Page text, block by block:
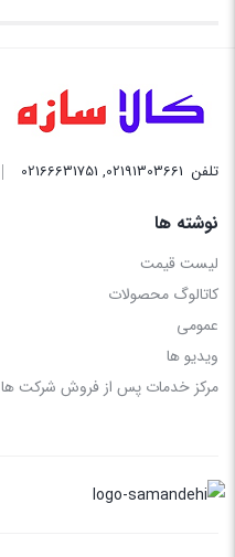
تلفن 02191303661
,
02166631751
نوشته ها
لیست قیمت
کاتالوگ محصولات
عمومی
ویدیو ها
مرکز خدمات پس از فروش شرکت ها